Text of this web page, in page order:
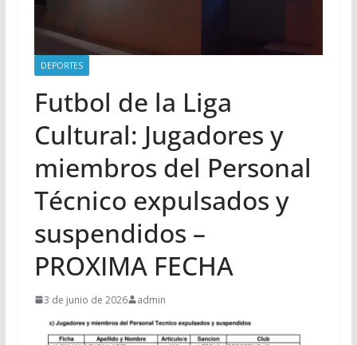
DEPORTES
Futbol de la Liga
Cultural: Jugadores y
miembros del Personal
Técnico expulsados y
suspendidos –
PROXIMA FECHA
3 de junio de 2026 admin